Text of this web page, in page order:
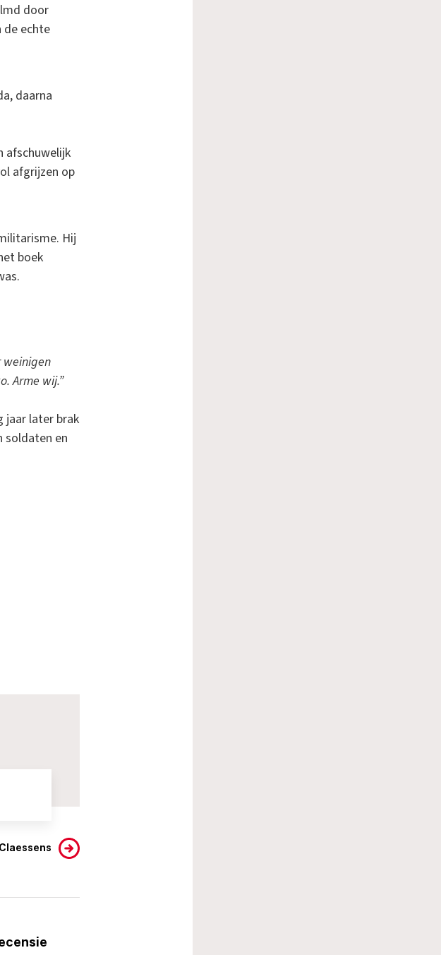
door
de echte
daarna
afschuwelijk
afgrijzen op
Hij
boek
weinigen
Arme wij.”
jaar later brak
soldaten en